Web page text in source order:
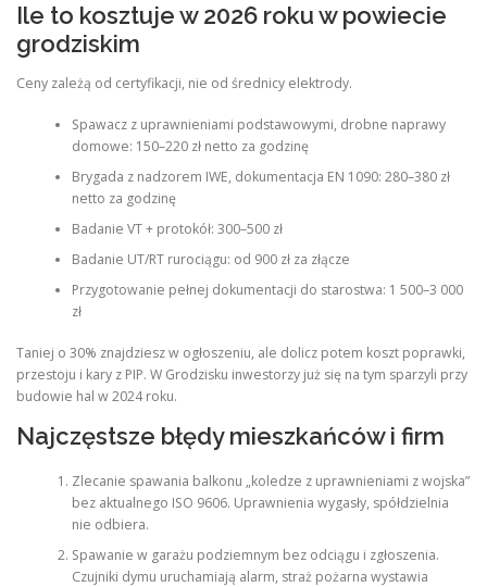
Ile to kosztuje w 2026 roku w powiecie
grodziskim
Ceny zależą od certyfikacji, nie od średnicy elektrody.
Spawacz z uprawnieniami podstawowymi, drobne naprawy
domowe: 150–220 zł netto za godzinę
Brygada z nadzorem IWE, dokumentacja EN 1090: 280–380 zł
netto za godzinę
Badanie VT + protokół: 300–500 zł
Badanie UT/RT rurociągu: od 900 zł za złącze
Przygotowanie pełnej dokumentacji do starostwa: 1 500–3 000
zł
Taniej o 30% znajdziesz w ogłoszeniu, ale dolicz potem koszt poprawki,
przestoju i kary z PIP. W Grodzisku inwestorzy już się na tym sparzyli przy
budowie hal w 2024 roku.
Najczęstsze błędy mieszkańców i firm
Zlecanie spawania balkonu „koledze z uprawnieniami z wojska”
bez aktualnego ISO 9606. Uprawnienia wygasły, spółdzielnia
nie odbiera.
Spawanie w garażu podziemnym bez odciągu i zgłoszenia.
Czujniki dymu uruchamiają alarm, straż pożarna wystawia